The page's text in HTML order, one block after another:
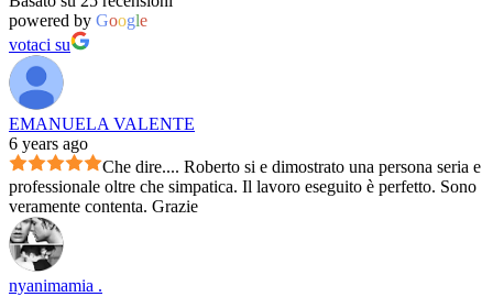
powered by Google
votaci su
EMANUELA VALENTE
6 years ago
Che dire.... Roberto si e dimostrato una persona seria e
professionale oltre che simpatica. Il lavoro eseguito è perfetto. Sono
veramente contenta. Grazie
nyanimamia .